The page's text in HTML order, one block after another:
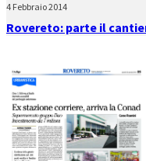
4 Febbraio 2014
Rovereto: parte il